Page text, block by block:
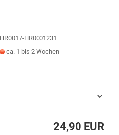
HR0017-HR0001231
ca. 1 bis 2 Wochen
24,90 EUR